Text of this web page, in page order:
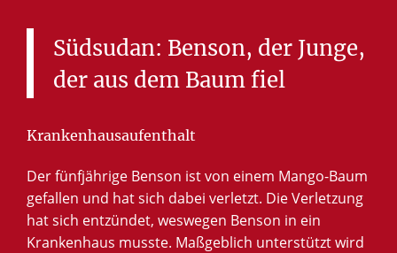
Südsudan: Benson, der Junge,
der aus dem Baumfiel
Krankenhausaufenthalt
Der fünfjährige Benson ist von einem Mango-Baum
gefallen und hat sich dabei verletzt. Die Verletzung
hat sich entzündet, weswegen Benson in ein
Krankenhaus musste. Maßgeblich unterstützt wird